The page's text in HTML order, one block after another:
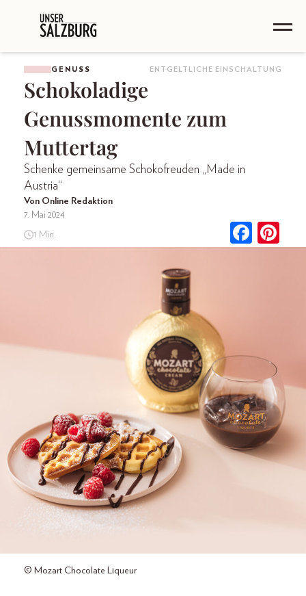
GENUSS ENTGELTLICHE EINSCHALTUNG
Schokoladige
Genussmomente zum
Muttertag
Schenke gemeinsame Schokofreuden „Made in
Austria“
Von Online Redaktion
7. Mai 2024
1 Min.
© Mozart Chocolate Liqueur